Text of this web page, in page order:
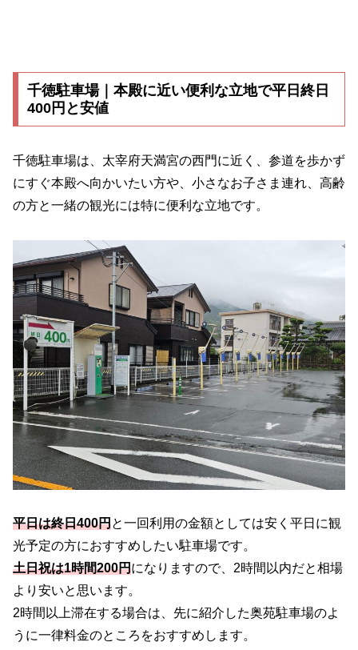
千徳駐車場｜本殿に近い便利な立地で平日終日
400円と安値
千徳駐車場は、太宰府天満宮の西門に近く、参道を歩かず
にすぐ本殿へ向かいたい方や、小さなお子さま連れ、高齢
の方と一緒の観光には特に便利な立地です。
平日は終日400円と一回利用の金額としては安く平日に観
光予定の方におすすめしたい駐車場です。
土日祝は1時間200円になりますので、2時間以内だと相場
より安いと思います。
2時間以上滞在する場合は、先に紹介した奥苑駐車場のよ
うに一律料金のところをおすすめします。